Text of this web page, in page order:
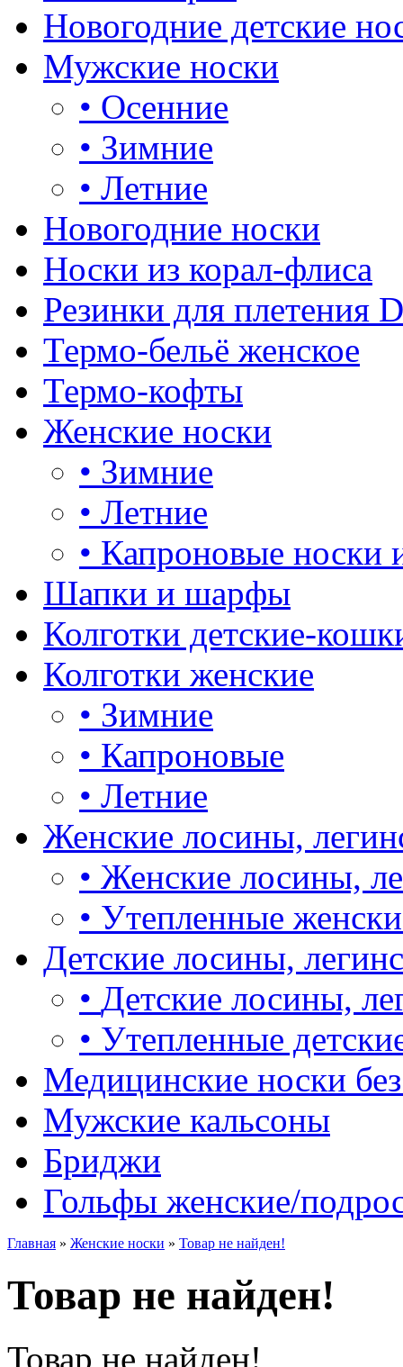
Новогодние детские
Мужские носки
• Осенние
• Зимние
• Летние
Новогодние носки
Носки из корал-флиса
Резинки для плетения
Термо-бельё женское
Термо-кофты
Женские носки
• Зимние
• Летние
• Капроновые носки
Шапки и шарфы
Колготки детские-
Колготки женские
• Зимние
• Капроновые
• Летние
Женские лосины,
• Женские лосины,
• Утепленные
Детские лосины,
• Детские лосины,
• Утепленные
Медицинские носки
Мужские кальсоны
Бриджи
Гольфы женские/
Главная » Женские носки » Товар не найден!
Товар не найден!
Товар не найден!